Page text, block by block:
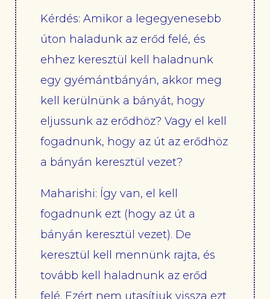
Kérdés: Amikor a legegyenesebb
úton haladunk az erőd felé, és
ehhez keresztül kell haladnunk
egy gyémántbányán, akkor meg
kell kerülnünk a bányát, hogy
eljussunk az erődhöz? Vagy el kell
fogadnunk, hogy az út az erődhöz
a bányán keresztül vezet?
Maharishi: Így van, el kell
fogadnunk ezt (hogy az út a
bányán keresztül vezet). De
keresztül kell mennünk rajta, és
tovább kell haladnunk az erőd
felé. Ezért nem utasítjuk vissza ezt